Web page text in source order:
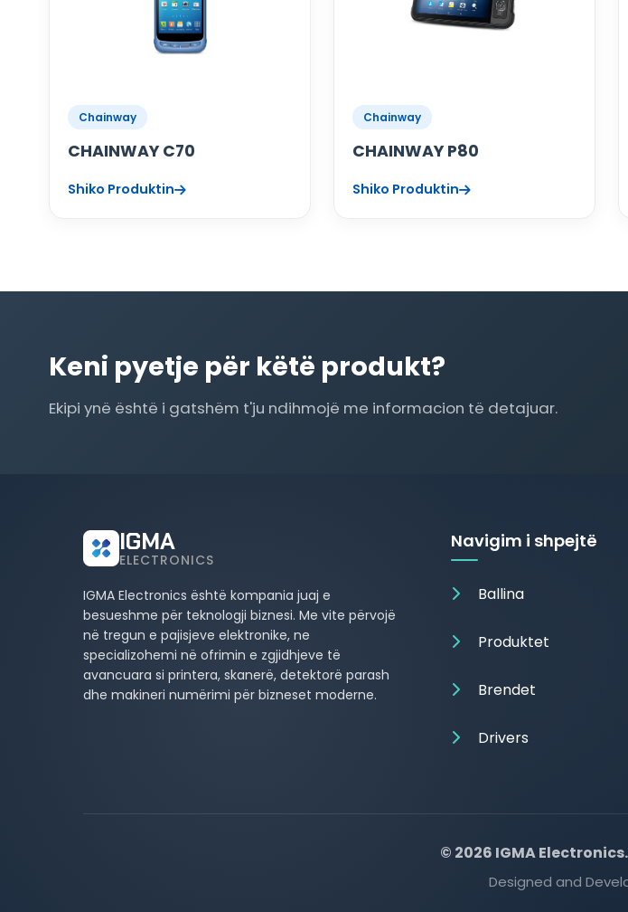
Chainway
CHAINWAY C70
Shiko Produktin
Chainway
CHAINWAY P80
Shiko Produktin
Keni pyetje për këtë produkt?
Ekipi ynë është i gatshëm t'ju ndihmojë me informacion të detajuar.
IGMA
ELECTRONICS
IGMA Electronics është kompania juaj e
besueshme për teknologji biznesi. Me vite përvojë
në tregun e pajisjeve elektronike, ne
specializohemi në ofrimin e zgjidhjeve të
avancuara si printera, skanerë, detektorë parash
dhe makineri numërimi për bizneset moderne.
Navigim i shpejtë
Ballina
Produktet
Brendet
Drivers
© 2026 IGMA
Designed and